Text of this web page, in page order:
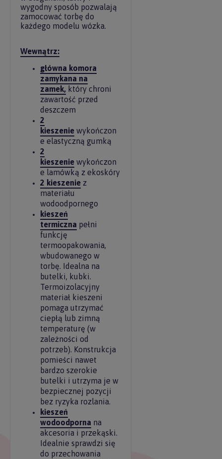
wygodny sposób pozwalają
zamocować torbę do
każdego modelu wózka.
Wewnątrz:
główna komora
zamykana na
zamek, który chroni
zawartość przed
deszczem
2
kieszenie wykończon
e elastyczną gumką
2
kieszenie wykończon
e lamówką z ekoskóry
2 kieszenie z
materiału
wodoodpornego
kieszeń
termiczna pełni
funkcję
termoopakowania,
wbudowanego w
torbę. Idealna na
butelki, kubki.
Termoizolacyjny
materiał kieszeni
pomaga utrzymać
ciepłą lub zimną
temperaturę (w
zależności od
potrzeb). Konstrukcja
pomieści nawet
bardzo szerokie
butelki i utrzyma je w
bezpiecznej pozycji
bez ryzyka rozlania.
kieszeń
wodoodporna na
akcesoria i przekąski.
Idealnie sprawdzi się
do przechowania